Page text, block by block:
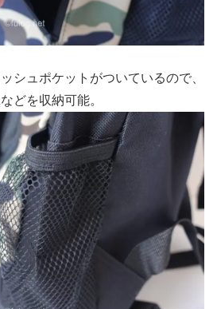
シュポケットがついているので、
どを収納可能。